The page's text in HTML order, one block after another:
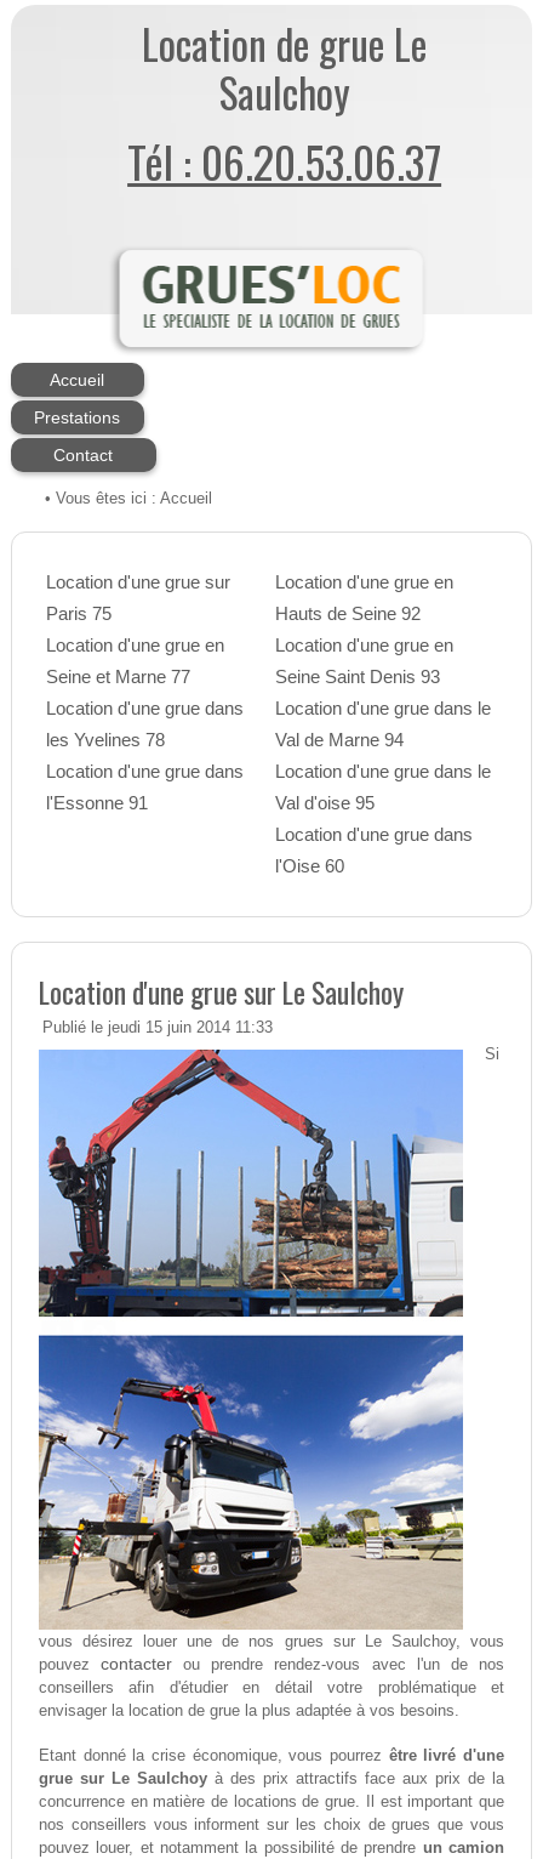
Location de grue Le
Saulchoy
Tél : 06.20.53.06.37
Accueil
Prestations
Contact
• Vous êtes ici : Accueil
Location d'une grue sur
Paris 75
Location d'une grue en
Seine et Marne 77
Location d'une grue dans
les Yvelines 78
Location d'une grue dans
l'Essonne 91
Location d'une grue en
Hauts de Seine 92
Location d'une grue en
Seine Saint Denis 93
Location d'une grue dans le
Val de Marne 94
Location d'une grue dans le
Val d'oise 95
Location d'une grue dans
l'Oise 60
Location d'une grue sur Le Saulchoy
Publié le jeudi 15 juin 2014 11:33
Si
vous désirez louer une de nos grues sur Le Saulchoy, vous
pouvezcontacter ou prendre rendez-vous avec l'un de nos
conseillers afin d'étudier en détail votre problématique et
envisager la location de grue la plus adaptée à vos besoins.
Etant donné la crise économique, vous pourrez être livré d'une
grue sur Le Saulchoyà des prix attractifs face aux prix de la
concurrence en matière de locations de grue. Il est important que
nos conseillers vous informent sur les choix de grues que vous
pouvez louer, et notamment la possibilité de prendre un camion